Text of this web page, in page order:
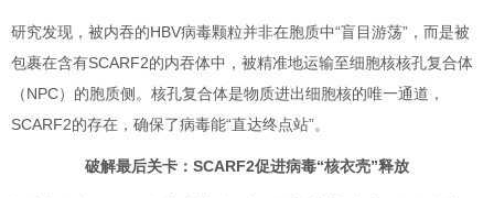
研究发现，被内吞的HBV病毒颗粒并非在胞质中“盲目游荡”，而是被
包裹在含有SCARF2的内吞体中，被精准地运输至细胞核核孔复合体
（NPC）的胞质侧。核孔复合体是物质进出细胞核的唯一通道，
SCARF2的存在，确保了病毒能“直达终点站”。
破解最后关卡：SCARF2促进病毒“核衣壳”释放